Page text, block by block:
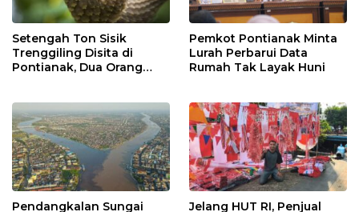
Setengah Ton Sisik
Trenggiling Disita di
Pontianak, Dua Orang
Pemkot Pontianak Minta
Lurah Perbarui Data
Rumah Tak Layak Huni
Pendangkalan Sungai
Jelang HUT RI, Penjual